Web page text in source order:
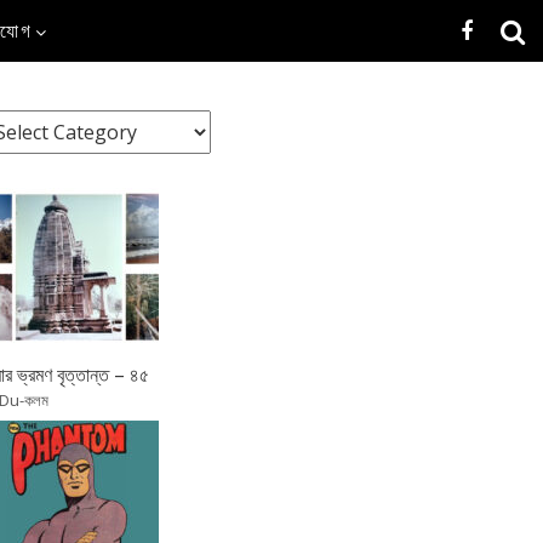
ভ্রমণ বৃত্তান্ত – ৪৫
কলম